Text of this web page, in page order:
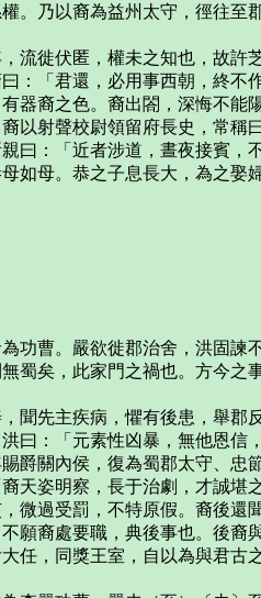
。乃以裔為益州太守，徑往
流徙伏匿，權未之知也，故
：「君還，必用事西朝，終
裔之色。裔出閤，深悔不能
以射聲校尉領留府長史，常
：「近者涉道，晝夜接賓
如母。恭之子息長大，為之
功曹。嚴欲徙郡治舍，洪固
蜀矣，此家門之禍也。方今
聞先主疾病，懼有後患，舉
：「元素性凶暴，無他恩
關內侯，復為蜀郡太守、忠
天姿明察，長于治劇，才誠
微過受罰，不特原假。裔後
願裔處要職，典後事也。後
任，同獎王室，自以為與君